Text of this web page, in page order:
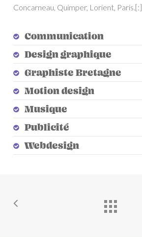
Concarneau, Quimper, Lorient, Paris.[:]
Communication
Design graphique
Graphiste Bretagne
Motion design
Musique
Publicité
Webdesign